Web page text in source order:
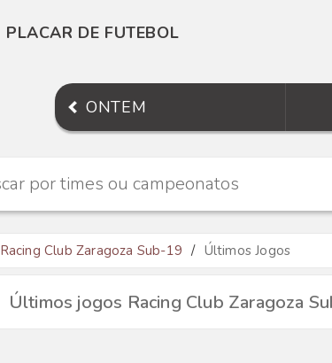
PLACAR DE FUTEBOL
ONTEM
Racing Club Zaragoza Sub-19 Últimos Jogos
Últimos jogos Racing Club Zaragoza